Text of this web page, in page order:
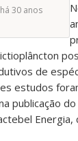
30 anos
de
estudos
publicação